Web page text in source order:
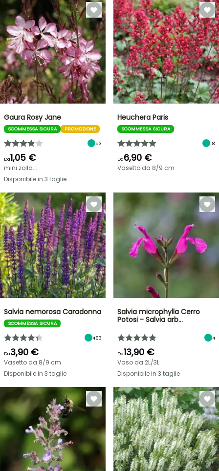
Gaura Rosy Jane
SCOMMESSA SICURA PROMOZIONE
53
Da1,05 €
mini zolla...
Disponibile in 3 taglie
Heuchera Paris
SCOMMESSA SICURA
18
Da6,90 €
Vasetto da 8/9 cm
Salvia nemorosa Caradonna
SCOMMESSA SICURA
463
Da3,90 €
Vasetto da 8/9 cm
Disponibile in 3 taglie
Salvia microphylla Cerro
Potosi - Salvia arb…
4
Da13,90 €
Vaso da 2L/3L
Disponibile in 3 taglie